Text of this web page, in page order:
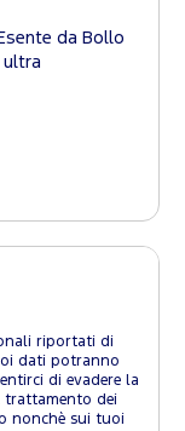
da Bollo
ultra
riportati di
dati potranno
di evadere la
trattamento dei
nonchè sui tuoi